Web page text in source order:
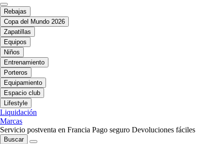
Rebajas
Copa del Mundo 2026
Zapatillas
Equipos
Niños
Entrenamiento
Porteros
Equipamiento
Espacio club
Lifestyle
Liquidación
Marcas
Servicio postventa en Francia Pago seguro Devoluciones fáciles
Buscar